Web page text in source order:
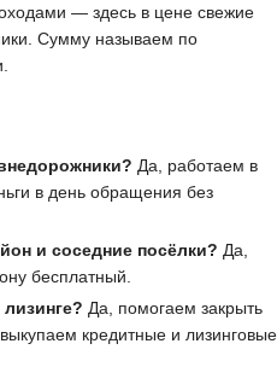
— здесь в цене свежие
Сумму называем по
Да, работаем в
в день обращения без
и соседние посёлки? Да,
бесплатный.
Да, помогаем закрыть
кредитные и лизинговые